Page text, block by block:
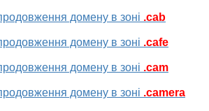
домену в зоні .cab
домену в зоні .cafe
домену в зоні .cam
домену в зоні .camera